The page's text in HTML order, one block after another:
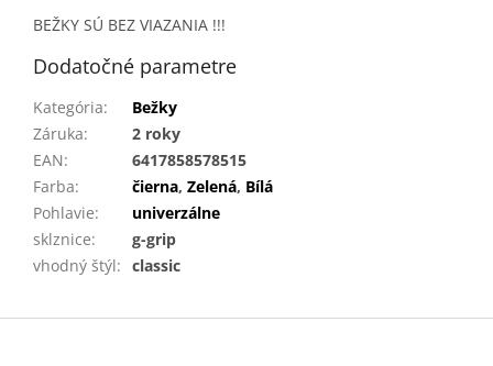
BEŽKY SÚ BEZ VIAZANIA !!!
Dodatočné parametre
Kategória:
Bežky
Záruka:
2 roky
EAN:
6417858578515
Farba: čierna, Zelená, Bílá
Pohlavie:
univerzálne
sklznice:
g-grip
vhodný štýl: classic
Z